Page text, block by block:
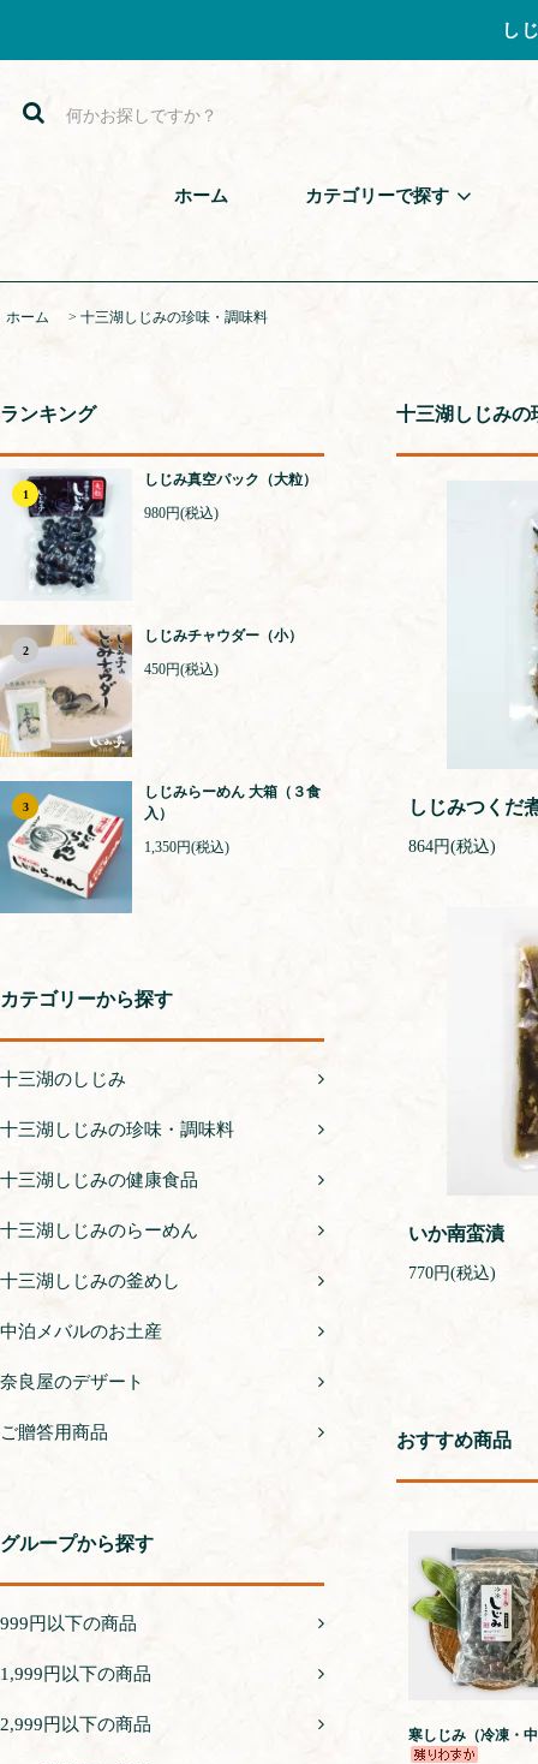
し
ホーム カテゴリーで探す
ホーム > 十三湖しじみの珍味・調味料
ランキング
1
しじみ真空パック（大粒）
980円(税込)
2
しじみチャウダー（小）
450円(税込)
3
しじみらーめん 大箱（３食
入）
1,350円(税込)
カテゴリーから探す
十三湖のしじみ
十三湖しじみの珍味・調味料
十三湖しじみの健康食品
十三湖しじみのらーめん
十三湖しじみの釜めし
中泊メバルのお土産
奈良屋のデザート
ご贈答用商品
グループから探す
999円以下の商品
1,999円以下の商品
2,999円以下の商品
十三湖しじみの
しじみつくだ
864円(税込)
いか南蛮漬
770円(税込)
おすすめ商品
寒しじみ（冷凍・